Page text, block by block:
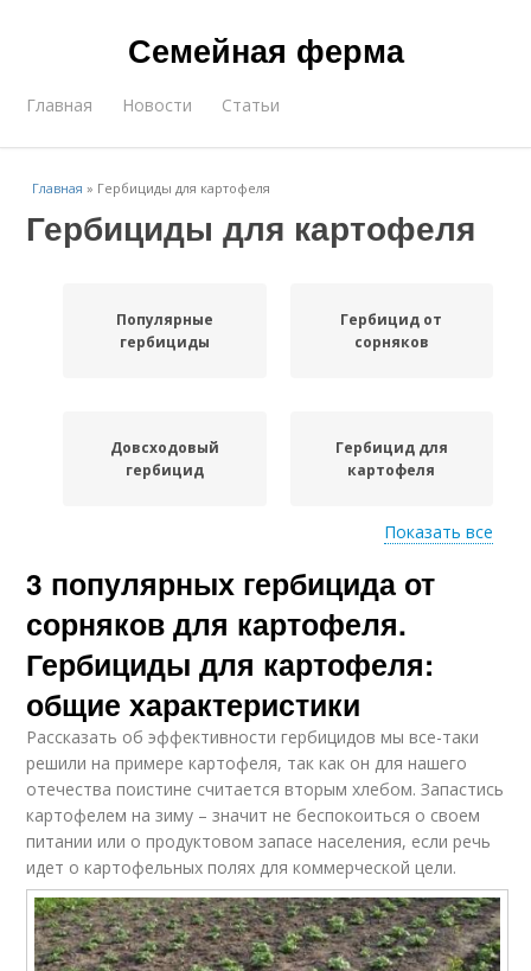
Семейная ферма
Главная Новости Статьи
Главная » Гербициды для картофеля
Гербициды для картофеля
Популярные
гербициды
Гербицид от
сорняков
Довсходовый
гербицид
Гербицид для
картофеля
Послевсходовый
гербицид
Гербициды для
кукурузы
Гербицид по
картошке
Картофель от
Гербицид от березки
картофель
Картофельный
Гербициды против
Показать все
3 популярных гербицида от
сорняков для картофеля.
Гербициды для картофеля:
общие характеристики
Рассказать об эффективности гербицидов мы все-таки
решили на примере картофеля, так как он для нашего
отечества поистине считается вторым хлебом. Запастись
картофелем на зиму – значит не беспокоиться о своем
питании или о продуктовом запасе населения, если речь
идет о картофельных полях для коммерческой цели.